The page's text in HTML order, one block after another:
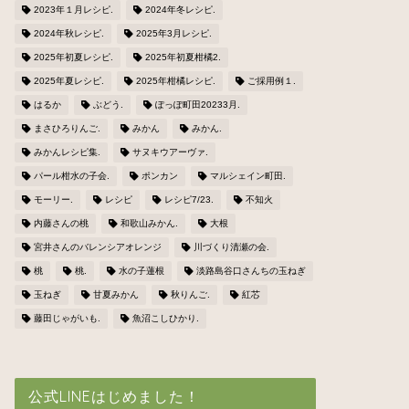
2023年１月レシピ. 2024年冬レシピ.
2024年秋レシピ. 2025年3月レシピ.
2025年初夏レシピ. 2025年初夏柑橘2.
2025年夏レシピ. 2025年柑橘レシピ. ご採用例１.
はるか ぶどう. ぽっぽ町田20233月.
まさひろりんご. みかん みかん.
みかんレシピ集. サヌキウアーヴァ.
パール柑水の子会. ポンカン マルシェイン町田.
モーリー. レシピ レシピ7/23. 不知火
内藤さんの桃 和歌山みかん. 大根
宮井さんのバレンシアオレンジ 川づくり清瀬の会.
桃 桃. 水の子蓮根 淡路島谷口さんちの玉ねぎ
玉ねぎ 甘夏みかん 秋りんご. 紅芯
藤田じゃがいも. 魚沼こしひかり.
公式LINEはじめました！